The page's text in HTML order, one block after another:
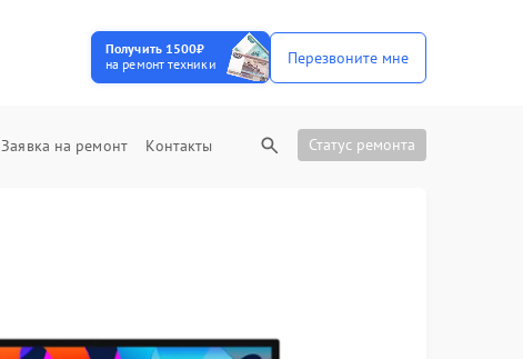
Получить 1500₽
на ремонт техники
Перезвоните мне
Заявка на ремонт Контакты Статус ремонта